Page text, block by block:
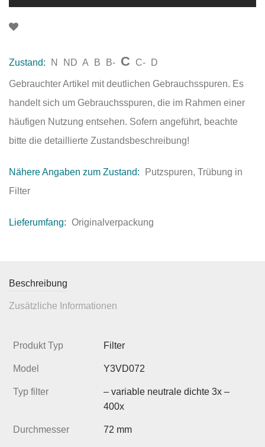
Zustand: N ND A B B- C C- D
Gebrauchter Artikel mit deutlichen Gebrauchsspuren. Es
handelt sich um Gebrauchsspuren, die im Rahmen einer
häufigen Nutzung entsehen. Sofern angeführt, beachte
bitte die detaillierte Zustandsbeschreibung!
Nähere Angaben zum Zustand:
Putzspuren, Trübung in
Filter
Lieferumfang: Originalverpackung
Beschreibung
Zusätzliche Informationen
Produkt Typ Filter
Model Y3VD072
Typ filter
– variable neutrale dichte 3x –
400x
Durchmesser 72 mm